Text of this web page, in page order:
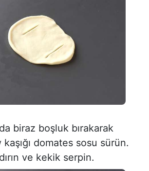
biraz boşluk bırakarak
kaşığı domates sosu sürün.
ve kekik serpin.